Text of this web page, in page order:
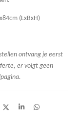
(LxBxH)
ontvang je eerst
er volgt geen
D
S
D